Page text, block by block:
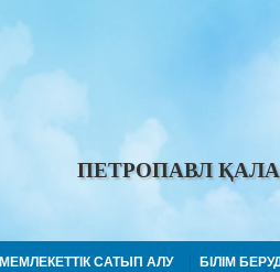
ПЕТРОПАВЛ
МЕМЛЕКЕТТІК САТЫП АЛУ БІЛІМ